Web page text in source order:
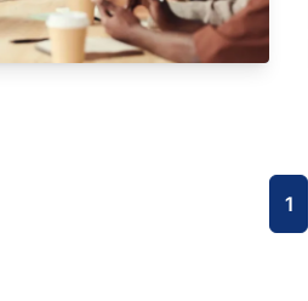
1